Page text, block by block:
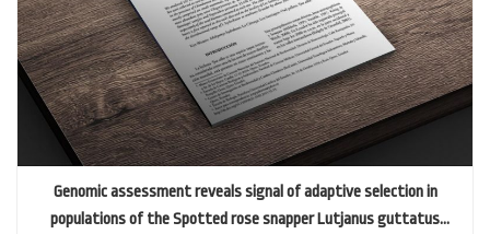
Genomic assessment reveals signal of adaptive selection in
populations of the Spotted rose snapper Lutjanus guttatus